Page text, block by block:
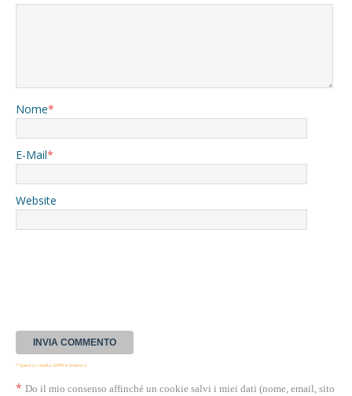
Nome*
E-Mail*
Website
* Questa casella GDPR è richiesta
* Do il mio consenso affinché un cookie salvi i miei dati (nome, email, sito